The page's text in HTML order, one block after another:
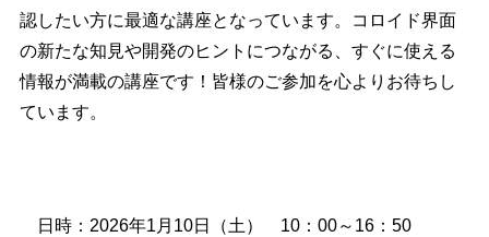
認したい方に最適な講座となっています。コロイド界面
の新たな知見や開発のヒントにつながる、すぐに使える
情報が満載の講座です！皆様のご参加を心よりお待ちし
ています。
日時：2026年1月10日（土） 10：00～16：50